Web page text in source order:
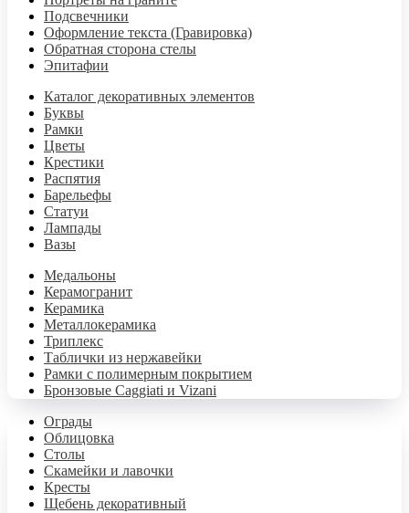
Подсвечники
Оформление текста (Гравировка)
Обратная сторона стелы
Эпитафии
Каталог декоративных элементов
Буквы
Рамки
Цветы
Крестики
Распятия
Барельефы
Статуи
Лампады
Вазы
Медальоны
Керамогранит
Керамика
Металлокерамика
Триплекс
Таблички из нержавейки
Рамки с полимерным покрытием
Бронзовые Caggiati и Vizani
Ограды
Облицовка
Столы
Скамейки и лавочки
Кресты
Щебень декоративный